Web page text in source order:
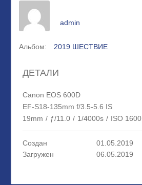
admin
Альбом: 2019 ШЕСТВИЕ
ДЕТАЛИ
Canon EOS 600D
EF-S18-135mm f/3.5-5.6 IS
19mm / ƒ/11.0 / 1/4000s / ISO 1600
Создан
01.05.2019
Загружен
06.05.2019